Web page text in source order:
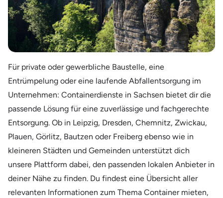
Für private oder gewerbliche Baustelle, eine
Entrümpelung oder eine laufende Abfallentsorgung im
Unternehmen: Containerdienste in Sachsen bietet dir die
passende Lösung für eine zuverlässige und fachgerechte
Entsorgung. Ob in Leipzig, Dresden, Chemnitz, Zwickau,
Plauen, Görlitz, Bautzen oder Freiberg ebenso wie in
kleineren Städten und Gemeinden unterstützt dich
unsere Plattform dabei, den passenden lokalen Anbieter in
deiner Nähe zu finden. Du findest eine Übersicht aller
relevanten Informationen zum Thema Container mieten,